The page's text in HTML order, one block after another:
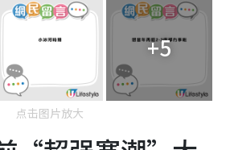
+5
点击图片放大